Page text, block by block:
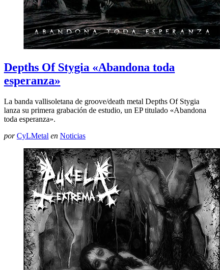
Depths Of Stygia «Abandona toda
esperanza»
La banda vallisoletana de groove/death metal Depths Of Stygia
lanza su primera grabación de estudio, un EP titulado «Abandona
toda esperanza».
por CyLMetal en Noticias